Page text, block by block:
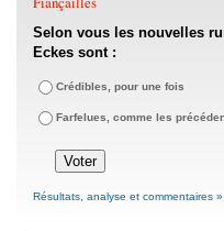
Selon vous les nouvelles
Eckes sont :
Crédibles, pour une fois
Farfelues, comme les
Résultats, analyse et commentaires »